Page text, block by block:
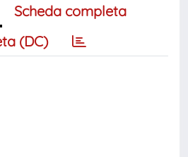
Scheda completa
(DC)